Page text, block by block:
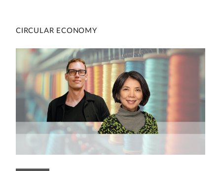
CIRCULAR ECONOMY